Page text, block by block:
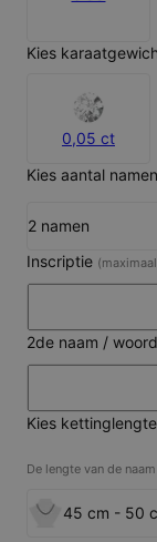
Kies
0,05 ct
Kies aantal
2 namen
Inscriptie
2de naam / woord
Kies
De lengte van de
45 cm - 50